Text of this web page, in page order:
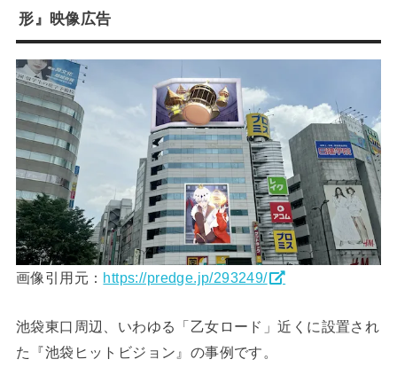
形』映像広告
画像引用元： https://predge.jp/293249/
池袋東口周辺、いわゆる「乙女ロード」近くに設置され
た『池袋ヒットビジョン』の事例です。